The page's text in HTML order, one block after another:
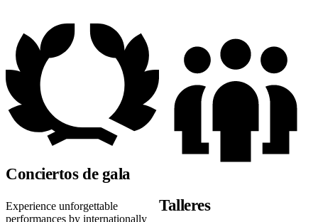
Conciertos de gala
Experience unforgettable
performances by internationally
Talleres